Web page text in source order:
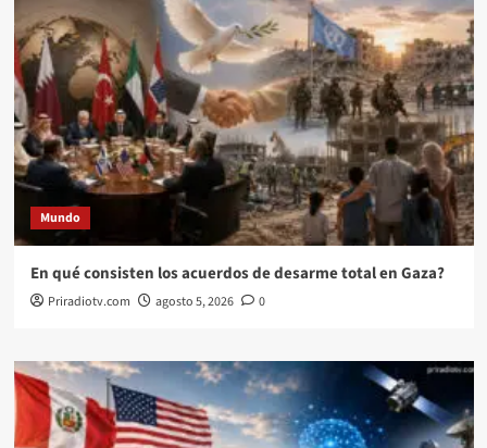
Mundo
En qué consisten los acuerdos de desarme total en Gaza?
Priradiotv.com agosto 5, 2026 0